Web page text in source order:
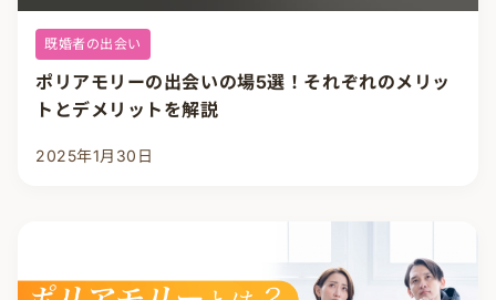
既婚者の出会い
ポリアモリーの出会いの場5選！それぞれのメリッ
トとデメリットを解説
2025年1月30日